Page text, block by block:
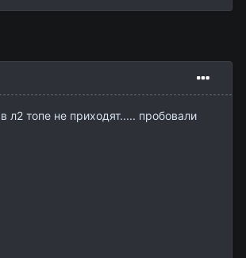
л2 топе не приходят..... пробовали